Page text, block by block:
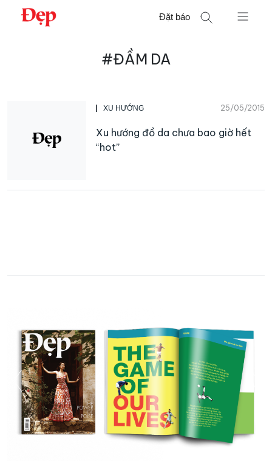
Chuyển
Đặt báo
#ĐẦM DA
XU HƯỚNG 25/05/2015
Xu hướng đồ da chưa bao giờ hết
“hot”